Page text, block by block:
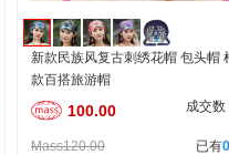
新款民族风复古刺绣花帽 包头帽
款百搭旅游帽
100.00 成交数
Mass120.00 已有0